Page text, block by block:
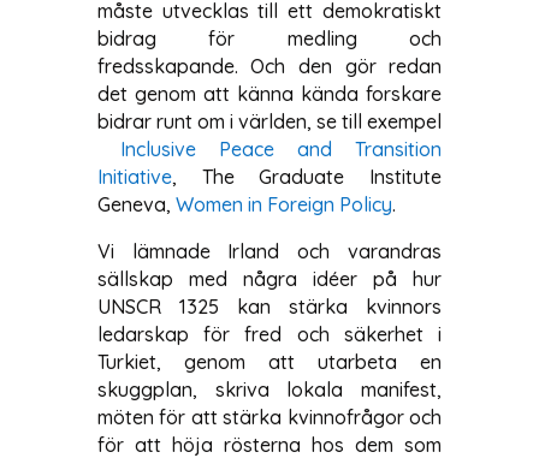
måste utvecklas till ett demokratiskt
bidrag för medling och
fredsskapande. Och den gör redan
det genom att känna kända forskare
bidrar runt om i världen, se till exempel
Inclusive Peace and Transition
Initiative, The Graduate Institute
Geneva, Women in Foreign Policy.
Vi lämnade Irland och varandras
sällskap med några idéer på hur
UNSCR 1325 kan stärka kvinnors
ledarskap för fred och säkerhet i
Turkiet, genom att utarbeta en
skuggplan, skriva lokala manifest,
möten för att stärka kvinnofrågor och
för att höja rösterna hos dem som